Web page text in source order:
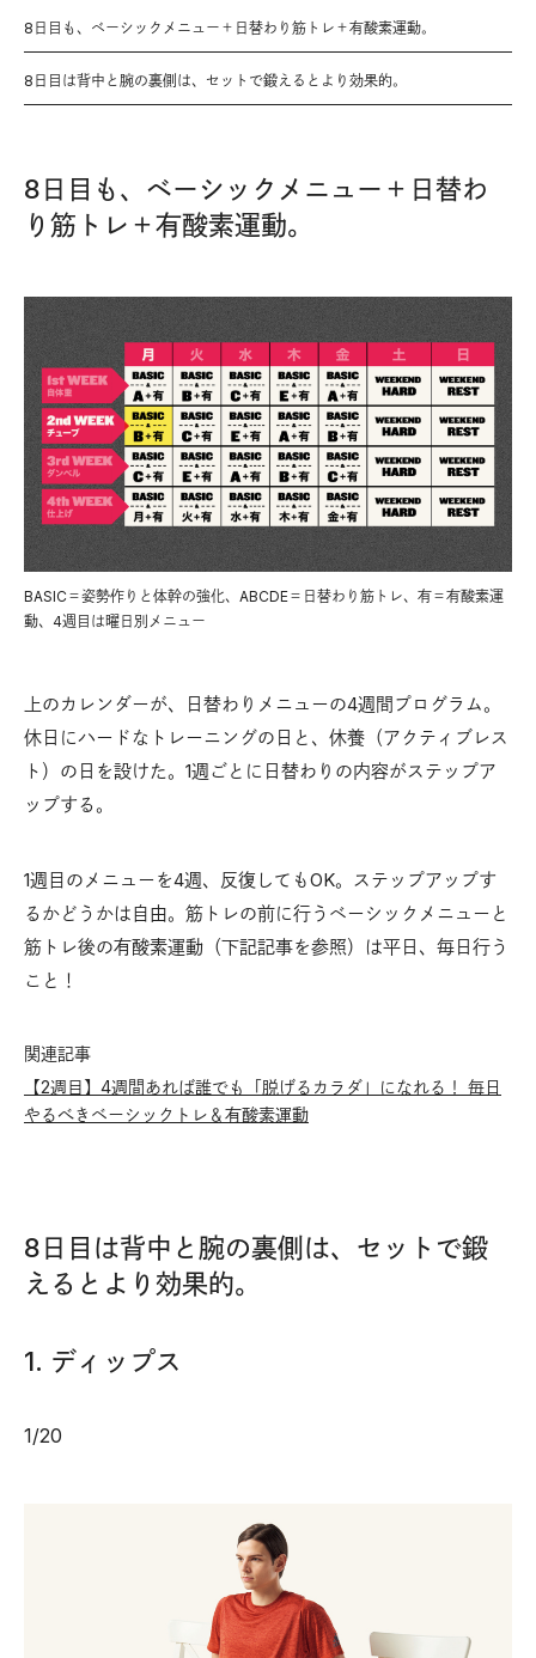
8日目も、ベーシックメニュー＋日替わり筋トレ＋有酸素運動。
8日目は背中と腕の裏側は、セットで鍛えるとより効果的。
8日目も、ベーシックメニュー＋日替わ
り筋トレ＋有酸素運動。
BASIC＝姿勢作りと体幹の強化、ABCDE＝日替わり筋トレ、有＝有酸素運
動、4週目は曜日別メニュー
上のカレンダーが、日替わりメニューの4週間プログラム。
休日にハードなトレーニングの日と、休養（アクティブレス
ト）の日を設けた。1週ごとに日替わりの内容がステップア
ップする。
1週目のメニューを4週、反復してもOK。ステップアップす
るかどうかは自由。筋トレの前に行うベーシックメニューと
筋トレ後の有酸素運動（下記記事を参照）は平日、毎日行う
こと！
関連記事
【2週目】4週間あれば誰でも「脱げるカラダ」になれる！ 毎日
やるべきベーシックトレ＆有酸素運動
8日目は背中と腕の裏側は、セットで鍛
えるとより効果的。
1. ディップス
1/20